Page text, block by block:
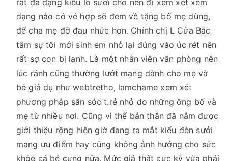
dạng nào có vẻ hợp sẽ đem về tặng bố mẹ dùng,
để cha mẹ đỡ đau nhức hơn. Chính chị L Cửa Bắc
tâm sự tôi mới sinh em nhỏ lại đúng vào úc rét nên
rất sợ con bị lạnh. Là một nhân viên văn phòng nên
lúc rảnh cũng thường lướt mạng dành cho mẹ và
bé giả dụ như webtretho, lamchame xem xét
phương pháp săn sóc t.rẻ nhỏ do những ông bố và
mẹ từ nhiều nơi. Cũng vì thế bản thân đã nắm được
giới thiệu rộng hiện giờ đang ra mắt kiểu đèn sưởi
mang ưu điểm hay cũng không ảnh hưởng cho sức
khỏe cả bé cưng nữa. Mức giá thật cực kỳ vừa phải